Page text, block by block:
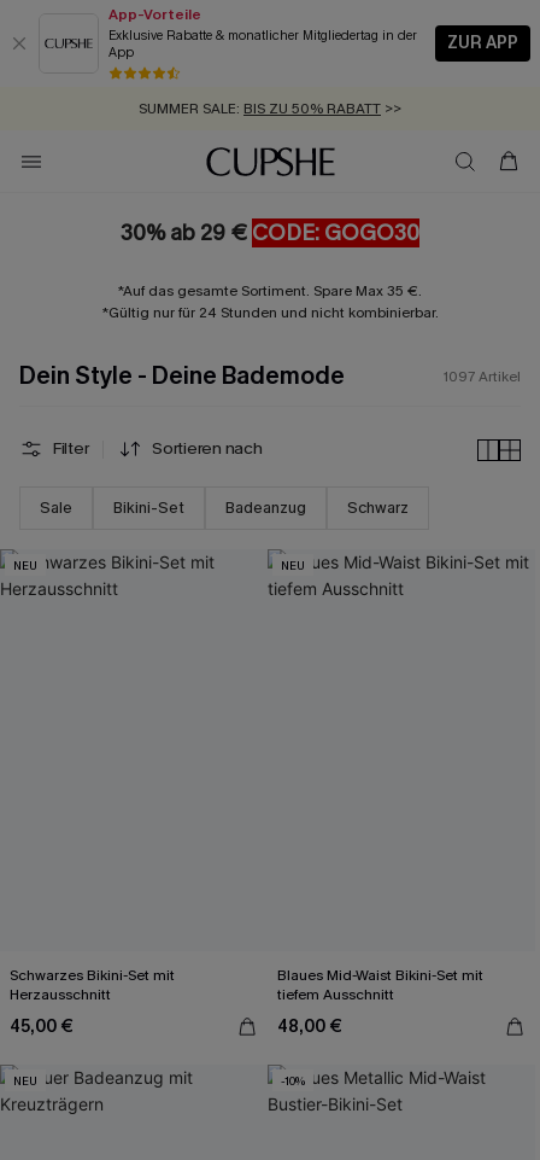
App-Vorteile
Exklusive Rabatte & monatlicher Mitgliedertag in der
App
ZUR APP
GRATIS MASSBAND MIT JEDEM SCHNELLVERSAND-ARTIKEL >>
SUMMER SALE:
ZUM NEWSLETTER:BIS ZU -20% EXTRA ERHALTEN
KOSTENLOSER VERSAND AB 89 €
30% ab 29 € CODE: GOGO30
*Auf das gesamte Sortiment. Spare Max 35 €.
*Gültig nur für 24 Stunden und nicht kombinierbar.
Dein Style - Deine Bademode 1097Artikel
Filter Sortieren nach
Sale Bikini-Set Badeanzug Schwarz
NEU
Schwarzes Bikini-Set mit
Herzausschnitt
45,00 €
NEU
Blaues Mid-Waist Bikini-Set mit
tiefem Ausschnitt
48,00 €
NEU -10%